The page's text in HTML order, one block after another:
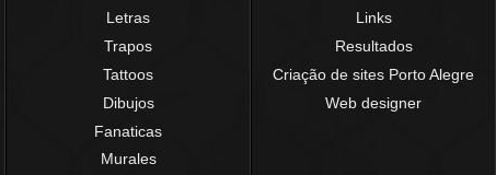
Letras
Trapos
Tattoos
Dibujos
Fanaticas
Murales
Links
Resultados
Criação de sites Porto Alegre
Web designer